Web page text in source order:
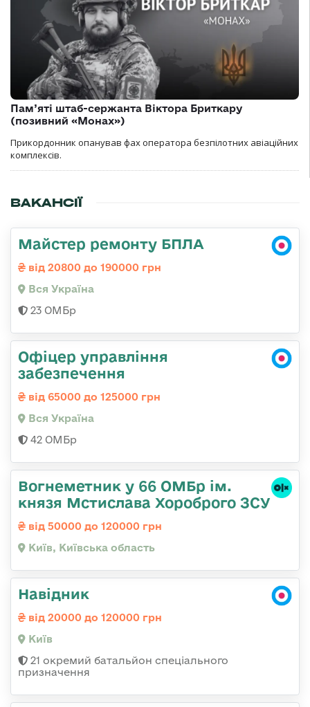
Пам’яті штаб-сержанта Віктора Бриткару
(позивний «Монах»)
Прикордонник опанував фах оператора безпілотних авіаційних
комплексів.
ВАКАНСІЇ
Майстер ремонту БПЛА
від 20800 до 190000 грн
Вся Україна
23 ОМБр
Офіцер управління
забезпечення
від 65000 до 125000 грн
Вся Україна
42 ОМБр
Вогнеметник у 66 ОМБр ім.
князя Мстислава Хороброго ЗСУ
від 50000 до 120000 грн
Київ, Київська область
Навідник
від 20000 до 120000 грн
Київ
21 окремий батальйон спеціального
призначення